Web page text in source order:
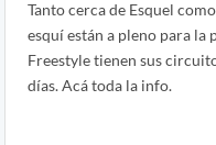
Tanto cerca de Esquel
esquí están a pleno para la
Freestyle tienen sus
días. Acá toda la info.